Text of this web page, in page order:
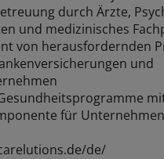
durch Ärzte,
und medizinisches
von herausfordernden
und
für Unternehmen
de/